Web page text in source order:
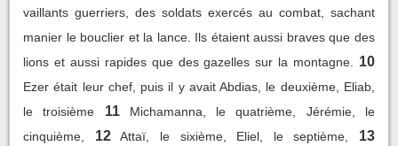
vaillants guerriers, des soldats exercés au combat, sachant
manier le bouclier et la lance. Ils étaient aussi braves que des
lions et aussi rapides que des gazelles sur la montagne.
10
Ezer était leur chef, puis il y avait Abdias, le deuxième, Eliab,
le troisième
11
Michamanna, le quatrième, Jérémie, le
cinquième,
12 Attaï, le sixième, Eliel, le septième, 13